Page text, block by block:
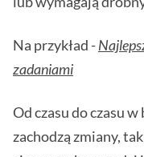
Na przykład -
zadaniami
Od czasu do czasu
zachodzą zmiany,